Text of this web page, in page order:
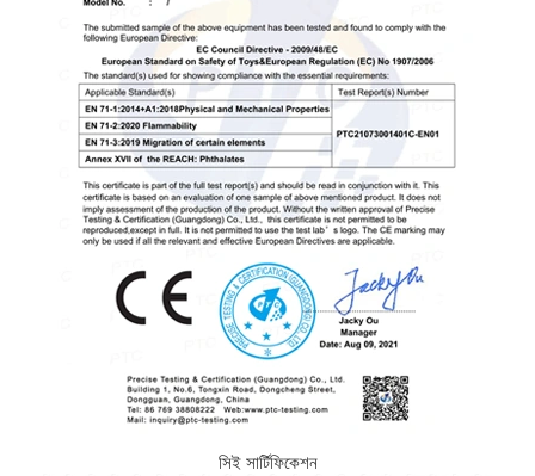
সিই সার্টিফিকেশন